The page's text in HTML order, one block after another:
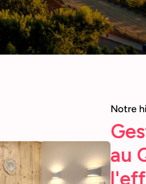
Notre
au